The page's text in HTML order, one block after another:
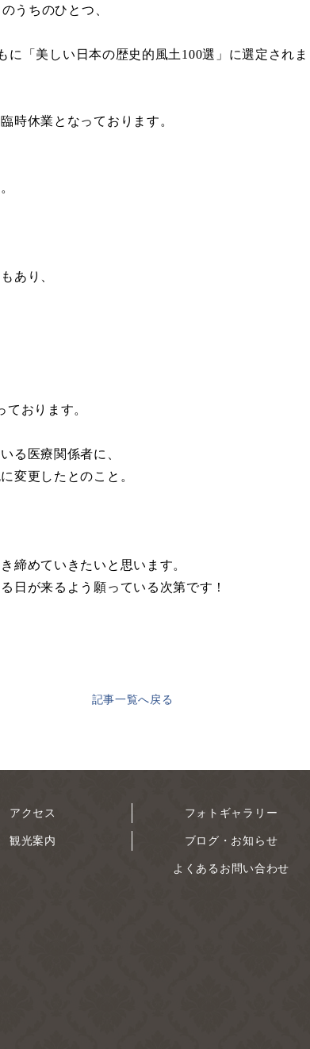
うちのひとつ、
に「美しい日本の歴史的風土100選」に選定され
時休業となっております。
あり、
おります。
る医療関係者に、
変更したとのこと。
締めていきたいと思います。
日が来るよう願っている次第です！
記事一覧へ戻る
アクセス
観光案内
フォトギャラリー
ブログ・お知らせ
よくあるお問い合わせ